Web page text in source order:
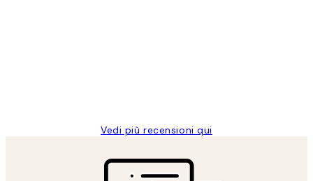
Vedi più recensioni qui